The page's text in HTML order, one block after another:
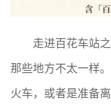
走进百花车站
那些地方不太一样
火车，或者是准备